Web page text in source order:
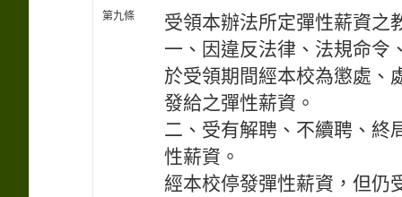
第九條
受領本辦法所定彈性薪資之
一、因違反法律、法規命令
於受領期間經本校為懲處、
發給之彈性薪資。
二、受有解聘、不續聘、終
性薪資。
經本校停發彈性薪資，但仍